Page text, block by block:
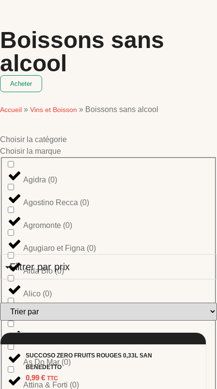
Boissons sans
alcool
Acheter
Accueil » Vins et Boisson » Boissons sans alcool
Choisir la catégorie
Choisir la marque
Agidra (0)
Agostino Recca (0)
Agromonte (0)
Agugiaro et Figna (0)
Aida Bio (0)
Alico (0)
Amarcord
As Do Mar (0)
Attina & Forti (0)
Filtrer par prix
SUCCOSO ZERO FRUITS ROUGES 0,33L SAN
BENEDETTO
0,99 € TTC